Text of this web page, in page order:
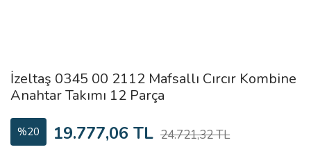
İzeltaş 0345 00 2112 Mafsallı Cırcır Kombine
Anahtar Takımı 12 Parça
%20 19.777,06 TL 24.721,32 TL